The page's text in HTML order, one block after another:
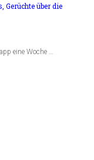
Gerüchte über die
eine Woche …